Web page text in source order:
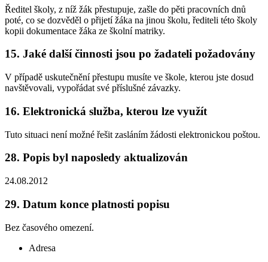
Ředitel školy, z níž žák přestupuje, zašle do pěti pracovních dnů
poté, co se dozvěděl o přijetí žáka na jinou školu, řediteli této školy
kopii dokumentace žáka ze školní matriky.
15. Jaké další činnosti jsou po žadateli požadovány
V případě uskutečnění přestupu musíte ve škole, kterou jste dosud
navštěvovali, vypořádat své příslušné závazky.
16. Elektronická služba, kterou lze využít
Tuto situaci není možné řešit zasláním žádosti elektronickou poštou.
28. Popis byl naposledy aktualizován
24.08.2012
29. Datum konce platnosti popisu
Bez časového omezení.
Adresa